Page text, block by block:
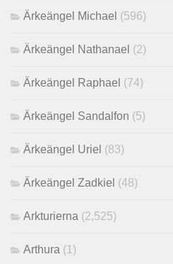
Ärkeängel Michael (596)
Ärkeängel Nathanael (2)
Ärkeängel Raphael (74)
Ärkeängel Sandalfon (5)
Ärkeängel Uriel (83)
Ärkeängel Zadkiel (48)
Arkturierna (2,525)
Arthura (1)